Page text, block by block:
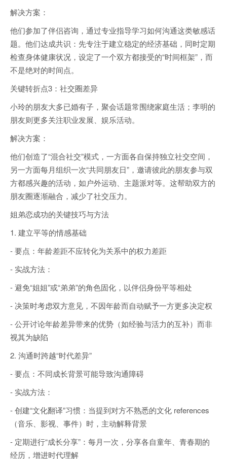
解决方案：
他们参加了伴侣咨询，通过专业指导学习如何沟通这类敏感话
题。他们达成共识：先专注于建立稳定的经济基础，同时定期
检查身体健康状况，设定了一个双方都接受的“时间框架”，而
不是绝对的时间点。
关键转折点3：社交圈差异
小玲的朋友大多已婚有子，聚会话题常围绕家庭生活；李明的
朋友则更多关注职业发展、娱乐活动。
解决方案：
他们创造了“混合社交”模式，一方面各自保持独立社交空间，
另一方面每月组织一次“共同朋友日”，邀请彼此的朋友参与双
方都感兴趣的活动，如户外运动、主题派对等。这帮助双方的
朋友圈逐渐融合，减少了社交压力。
姐弟恋成功的关键技巧与方法
1. 建立平等的情感基础
- 要点：年龄差距不应转化为关系中的权力差距
- 实战方法：
- 避免“姐姐”或“弟弟”的角色固化，以伴侣身份平等相处
- 决策时考虑双方意见，不因年龄而自动赋予一方更多决定权
- 公开讨论年龄差异带来的优势（如经验与活力的互补）而非
视其为缺陷
2. 沟通时跨越“时代差异”
- 要点：不同成长背景可能导致沟通障碍
- 实战方法：
- 创建“文化翻译”习惯：当提到对方不熟悉的文化 references
（音乐、影视、事件）时，主动解释背景
- 定期进行“成长分享”：每月一次，分享各自童年、青春期的
经历，增进时代理解